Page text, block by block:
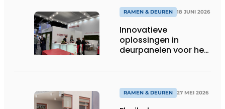
RAMEN & DEUREN 18 JUNI 2026
Innovatieve
oplossingen in
deurpanelen voor het
RAMEN & DEUREN 27 MEI 2026